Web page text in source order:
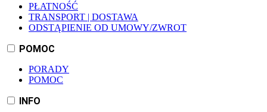
PŁATNOŚĆ
TRANSPORT | DOSTAWA
ODSTĄPIENIE OD UMOWY/ZWROT
POMOC
PORADY
POMOC
INFO